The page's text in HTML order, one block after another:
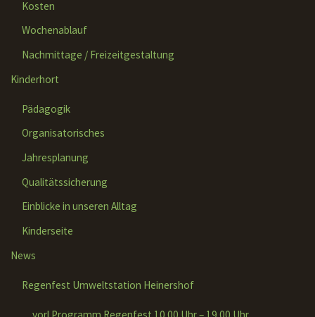
Kosten
Wochenablauf
Nachmittage / Freizeitgestaltung
Kinderhort
Pädagogik
Organisatorisches
Jahresplanung
Qualitätssicherung
Einblicke in unseren Alltag
Kinderseite
News
Regenfest Umweltstation Heinershof